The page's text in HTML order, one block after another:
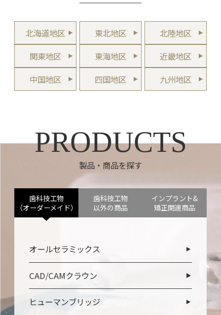
北海道地区 東北地区
北陸地区
関東地区
東海地区
近畿地区
中国地区
四国地区 九州地区
PRODUCTS
製品・商品を探す
歯科技工物
（オーダーメイド）
歯科技工物
以外の商品
インプラント&
矯正関連商品
オールセラミックス
CAD/CAMクラウン
ヒューマンブリッジ